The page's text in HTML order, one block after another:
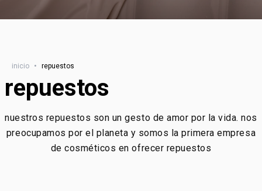
inicio • repuestos
repuestos
nuestros repuestos son un gesto de amor por la vida. nos
preocupamos por el planeta y somos la primera empresa
de cosméticos en ofrecer repuestos